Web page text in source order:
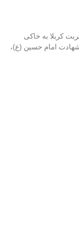
کربلا به خاکی
شهادت امام حسین (ع)،